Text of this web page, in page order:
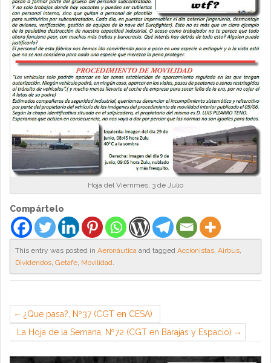
Hoja del Viernmes, 3 de Julio
Compártelo
This entry was posted in Aeronáutica and tagged Accionistas, Airbus,
Dividendos, Getafe, Movilidad.
¿Que pasa?, Nº37 (CGT en CESA)
La Hoja de la Semana, Nº72 (CGT en Barajas y Espacio)